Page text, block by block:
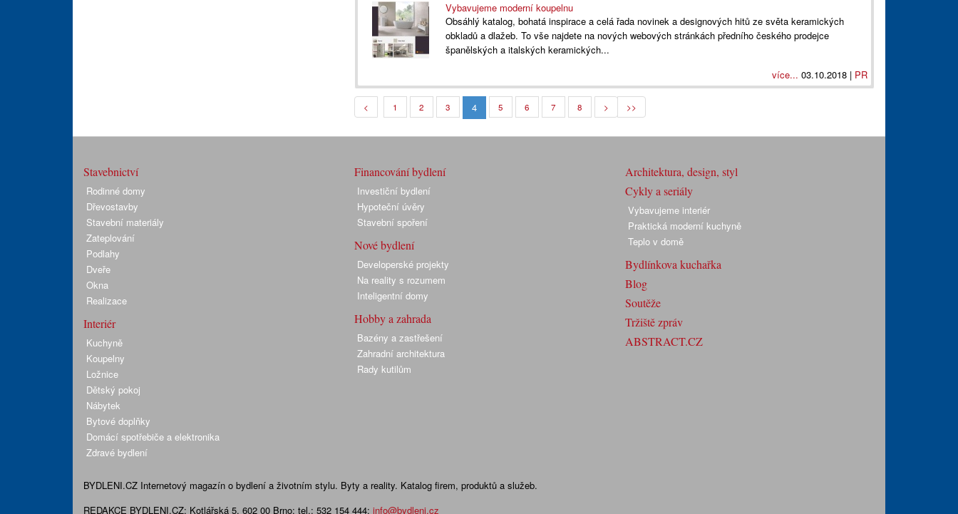
Vybavujeme moderní koupelnu
Obsáhlý katalog, bohatá inspirace a celá řada novinek a designových hitů ze světa keramických
obkladů a dlažeb. To vše najdete na nových webových stránkách předního českého prodejce
španělských a italských keramických...
více... 03.10.2018 | PR
< 1 2 3 4 5 6 7 8 > >>
Stavebnictví
Rodinné domy
Dřevostavby
Stavební materiály
Zateplování
Podlahy
Dveře
Okna
Realizace
Interiér
Kuchyně
Koupelny
Ložnice
Dětský pokoj
Nábytek
Bytové doplňky
Domácí spotřebiče a elektronika
Zdravé bydlení
Financování bydlení
Investiční bydlení
Hypoteční úvěry
Stavební spoření
Nové bydlení
Developerské projekty
Na reality s rozumem
Inteligentní domy
Hobby a zahrada
Bazény a zastřešení
Zahradní architektura
Rady kutilům
Architektura, design, styl
Cykly a seriály
Vybavujeme interiér
Praktická moderní kuchyně
Teplo v domě
Bydlínkova kuchařka
Blog
Soutěže
Tržiště zpráv
ABSTRACT.CZ
BYDLENI.CZ Internetový magazín o bydlení a životním stylu. Byty a reality. Katalog firem, produktů a služeb.
REDAKCE BYDLENI.CZ: Kotlářská 5, 602 00 Brno; tel.: 532 154 444; info@bydleni.cz